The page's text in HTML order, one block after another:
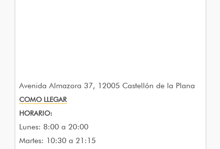
Avenida Almazora 37, 12005 Castellón de la Plana
COMO LLEGAR
HORARIO:
Lunes: 8:00 a 20:00
Martes: 10:30 a 21:15